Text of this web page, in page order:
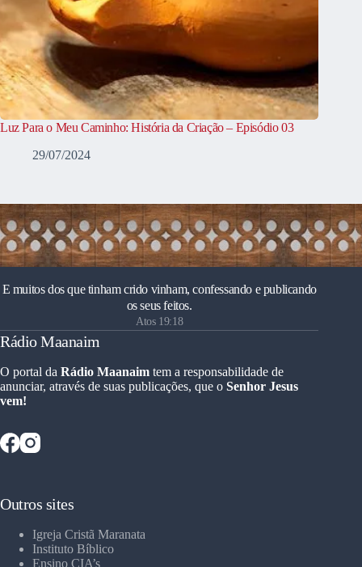
Luz Para o Meu Caminho: História da Criação – Episódio 03
29/07/2024
E muitos dos que tinham crido vinham, confessando e publicando
os seus feitos.
Atos 19:18
Rádio Maanaim
O portal da Rádio Maanaim tem a responsabilidade de
anunciar, através de suas publicações, que o Senhor Jesus
vem!
Outros sites
Igreja Cristã Maranata
Instituto Bíblico
Ensino CIA’s